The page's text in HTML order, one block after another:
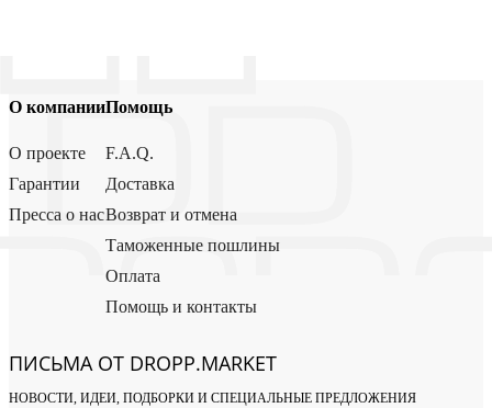
О компании
О проекте
Гарантии
Пресса о нас
Помощь
F.A.Q.
Доставка
Возврат и отмена
Таможенные пошлины
Оплата
Помощь и контакты
ПИСЬМА ОТ DROPP.MARKET
НОВОСТИ, ИДЕИ, ПОДБОРКИ И СПЕЦИАЛЬНЫЕ ПРЕДЛОЖЕНИЯ